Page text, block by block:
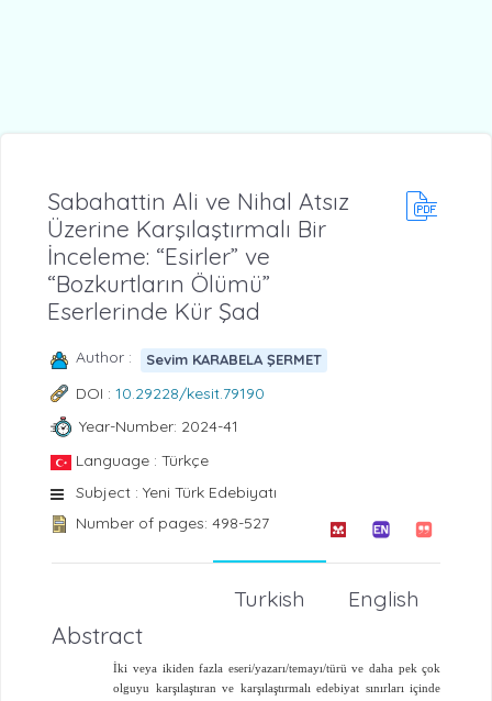
Sabahattin Ali ve Nihal Atsız
Üzerine Karşılaştırmalı Bir
İnceleme: “Esirler” ve
“Bozkurtların Ölümü”
Eserlerinde Kür Şad
Author : Sevim KARABELA ŞERMET
DOI : 10.29228/kesit.79190
Year-Number: 2024-41
Language : Türkçe
Subject : Yeni Türk Edebiyatı
Number of pages: 498-527
English
Turkish
Abstract
İki veya ikiden fazla eseri/yazarı/temayı/türü ve daha pek çok
olguyu karşılaştıran ve karşılaştırmalı edebiyat sınırları içinde